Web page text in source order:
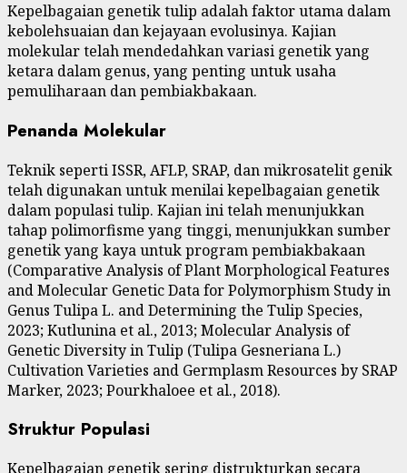
Kepelbagaian genetik tulip adalah faktor utama dalam
kebolehsuaian dan kejayaan evolusinya. Kajian
molekular telah mendedahkan variasi genetik yang
ketara dalam genus, yang penting untuk usaha
pemuliharaan dan pembiakbakaan.
Penanda Molekular
Teknik seperti ISSR, AFLP, SRAP, dan mikrosatelit genik
telah digunakan untuk menilai kepelbagaian genetik
dalam populasi tulip. Kajian ini telah menunjukkan
tahap polimorfisme yang tinggi, menunjukkan sumber
genetik yang kaya untuk program pembiakbakaan
(Comparative Analysis of Plant Morphological Features
and Molecular Genetic Data for Polymorphism Study in
Genus Tulipa L. and Determining the Tulip Species,
2023; Kutlunina et al., 2013; Molecular Analysis of
Genetic Diversity in Tulip (Tulipa Gesneriana L.)
Cultivation Varieties and Germplasm Resources by SRAP
Marker, 2023; Pourkhaloee et al., 2018).
Struktur Populasi
Kepelbagaian genetik sering distrukturkan secara